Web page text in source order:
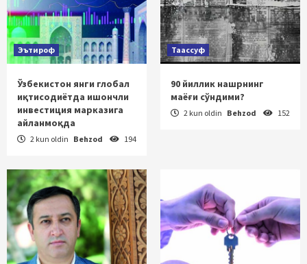
Эътироф
Ўзбекистон янги глобал
иқтисодиётда ишончли
инвестиция марказига
айланмоқда
2 kun oldin Behzod 194
Таассуф
90 йиллик нашрнинг
маёғи сўндими?
2 kun oldin Behzod 152